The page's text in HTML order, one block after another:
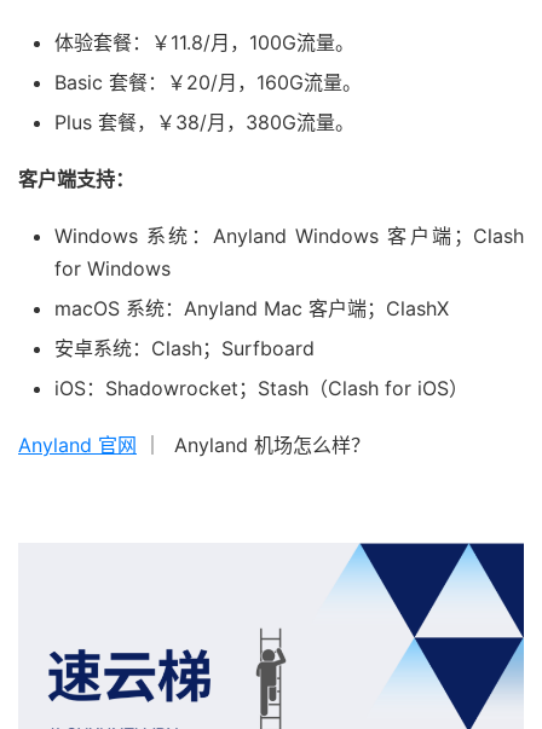
体验套餐：￥11.8/月，100G流量。
Basic 套餐：￥20/月，160G流量。
Plus 套餐，￥38/月，380G流量。
客户端支持：
Windows 系统：Anyland Windows 客户端；Clash
for Windows
macOS 系统：Anyland Mac 客户端；ClashX
安卓系统：Clash；Surfboard
iOS：Shadowrocket；Stash（Clash for iOS）
Anyland 官网 ｜ Anyland 机场怎么样？